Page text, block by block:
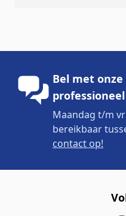
Bel met
Maandag t/m
bereikbaar
contact op!